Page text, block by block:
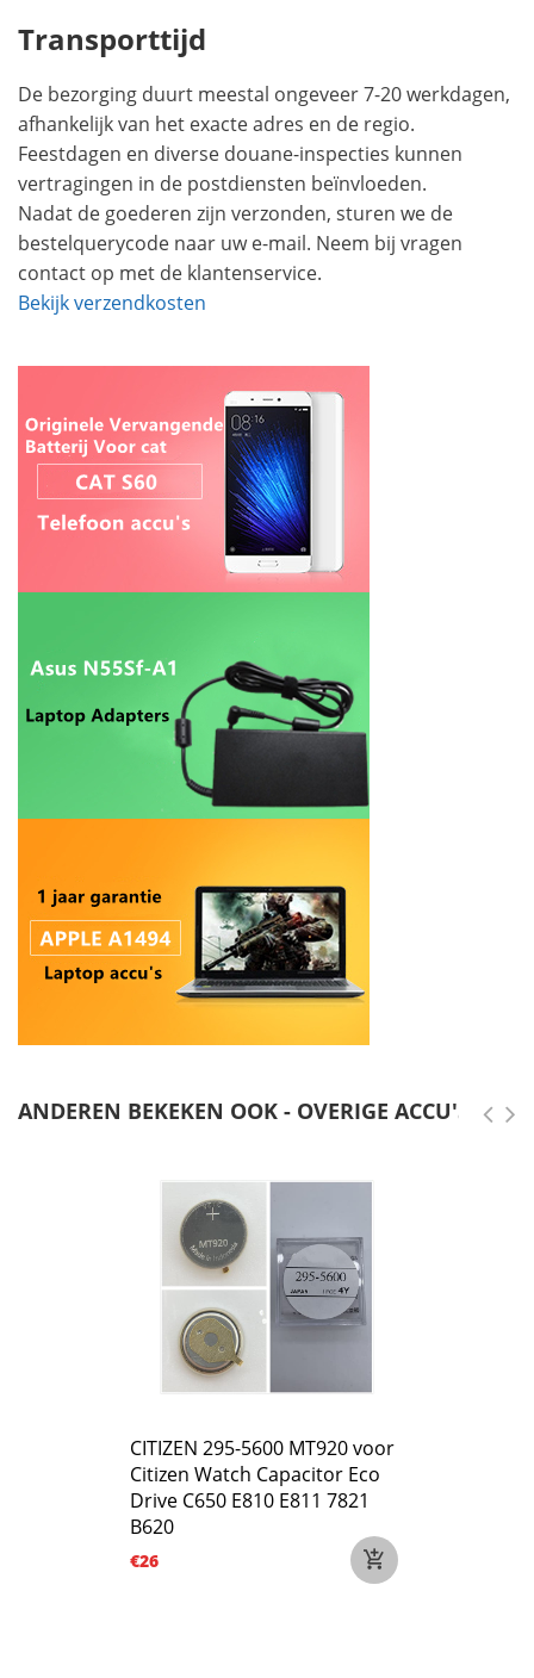
Transporttijd
De bezorging duurt meestal ongeveer 7-20 werkdagen,
afhankelijk van het exacte adres en de regio.
Feestdagen en diverse douane-inspecties kunnen
vertragingen in de postdiensten beïnvloeden.
Nadat de goederen zijn verzonden, sturen we de
bestelquerycode naar uw e-mail. Neem bij vragen
contact op met de klantenservice.
Bekijk verzendkosten
ANDEREN BEKEKEN OOK - OVERIGE ACCU'S
CITIZEN 295-5600 MT920 voor
Citizen Watch Capacitor Eco
Drive C650 E810 E811 7821
B620
€26